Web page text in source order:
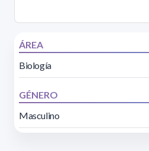
ÁREA
Biología
GÉNERO
Masculino